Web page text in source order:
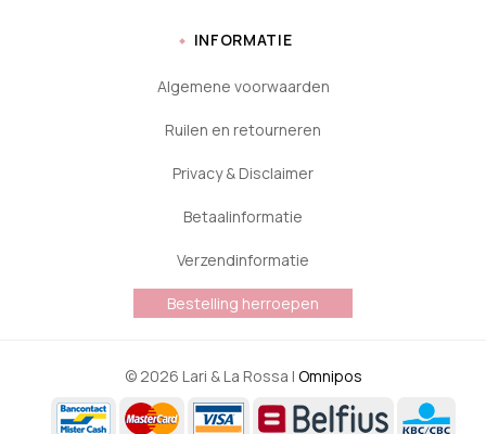
INFORMATIE
Algemene voorwaarden
Ruilen en retourneren
Privacy & Disclaimer
Betaalinformatie
Verzendinformatie
Bestelling herroepen
© 2026 Lari & La Rossa | Omnipos